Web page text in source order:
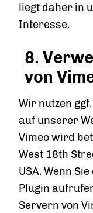
liegt daher in
Interesse.
8.
von
Wir nutzen
auf unserer
Vimeo wird
West 18th
USA. Wenn
Plugin
Servern von